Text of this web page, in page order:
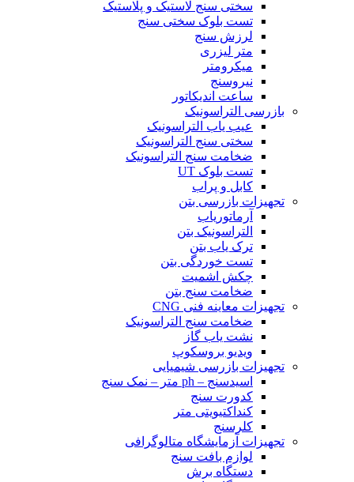
سختی سنج لاستیک و پلاستیک
تست بلوک سختی سنج
لرزش سنج
متر لیزری
میکرومتر
نیروسنج
ساعت اندیکاتور
بازرسی التراسونیک
عیب یاب التراسونیک
سختی سنج التراسونیک
ضخامت سنج التراسونیک
تست بلوک UT
کابل و پراب
تجهیزات بازرسی بتن
آرماتوریاب
التراسونیک بتن
ترک یاب بتن
تست خوردگی بتن
چکش اشمیت
ضخامت سنج بتن
تجهیزات معاینه فنی CNG
ضخامت سنج التراسونیک
نشت یاب گاز
ویدیو بروسکوپ
تجهیزات بازرسی شیمیایی
اسیدسنج – ph متر – نمک سنج
کدورت سنج
کنداکتیویتی متر
کلرسنج
تجهیزات آزمایشگاه متالوگرافی
لوازم بافت سنج
دستگاه برش